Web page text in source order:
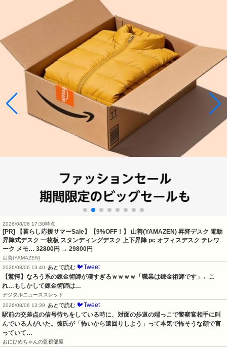
2026/08/06 17:30時点
[PR] 【暮らし応援サマーSale】【9%OFF！】 山善(YAMAZEN) 昇降デスク 電動
昇降式デスク 一枚板 スタンディングデスク 上下昇降 pc オフィスデスク テレワ
ーク メモ… 32800円 → 29800円
山善(YAMAZEN)
2026/08/06 13:40
あとで読む 🐦Tweet
【驚愕】なろう系の錬金術師が凄すぎるｗｗｗｗ「職業は錬金術師です」←こ
れ…もしかして錬金術師は…
デジタルニューススレッド
2026/08/06 13:39
あとで読む 🐦Tweet
駅前の交差点の信号待ちをしている時に、対面の歩道の端っこで警察官相手に叫
んでいる人がいた。彼氏が「怖いから遠回りしよう」って本気で怖そうな顔で言
っていて…
おにひめちゃんの監視部屋